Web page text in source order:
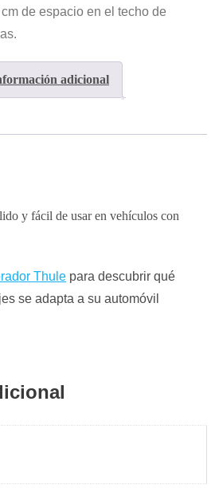
de espacio en el techo de
adicional
y fácil de usar en vehículos con
Thule para descubrir qué
se adapta a su automóvil